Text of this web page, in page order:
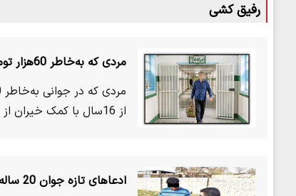
رفیق کشی
مردی که به‌خاطر 60هزار تومان دست به قتل زده بود، پس از 16سال بخشیده شد
از 16سال با کمک خیران از سوی…
ادعاهای تازه جوان 20 ساله درباره رفیق‌کشی در پاتوق آرایشگاهی